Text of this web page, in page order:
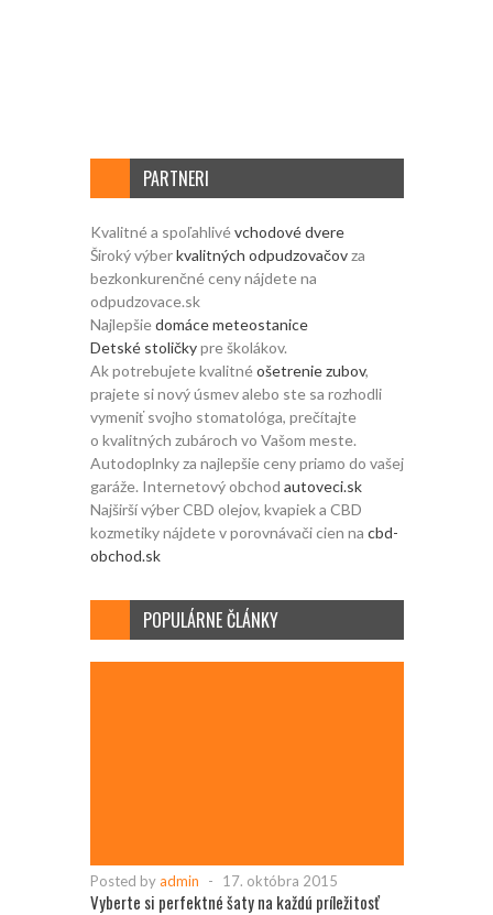
PARTNERI
Kvalitné a spoľahlivévchodové dvere
Široký výberkvalitných odpudzovačovza
bezkonkurenčné ceny nájdete na
odpudzovace.sk
Najlepšiedomáce meteostanice
Detské stoličkypre školákov.
Ak potrebujete kvalitnéošetrenie zubov,
prajete si nový úsmev alebo ste sa rozhodli
vymeniť svojho stomatológa, prečítajte
o kvalitných zubároch vo Vašom meste.
Autodoplnky za najlepšie ceny priamo do vašej
garáže. Internetový obchod autoveci.sk
Najširší výber CBD olejov, kvapiek a CBD
kozmetiky nájdete v porovnávači cien na cbd-
obchod.sk
POPULÁRNE ČLÁNKY
Posted byadmin - 17. októbra 2015
Vyberte si perfektné šaty na každú príležitosť